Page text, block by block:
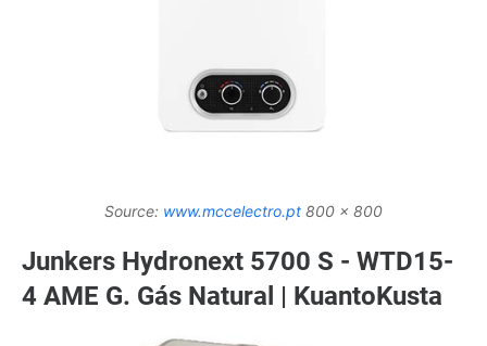
Source: www.mccelectro.pt 800 x 800
Junkers Hydronext 5700 S - WTD15-
4 AME G. Gás Natural | KuantoKusta